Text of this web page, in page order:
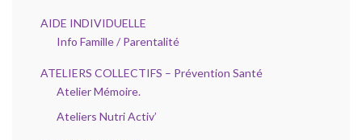
AIDE INDIVIDUELLE
Info Famille / Parentalité
ATELIERS COLLECTIFS – Prévention Santé
Atelier Mémoire.
Ateliers Nutri Activ’